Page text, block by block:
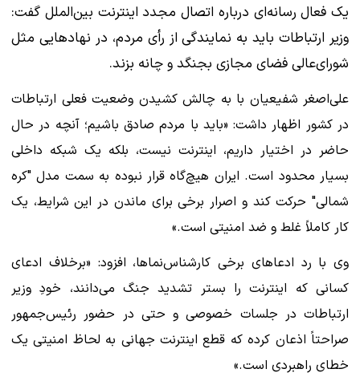
یک فعال رسانه‌ای درباره اتصال مجدد اینترنت بین‌الملل گفت:
وزیر ارتباطات باید به نمایندگی از رأی مردم، در نهادهایی مثل
شورای‌عالی فضای مجازی بجنگد و چانه بزند.
علی‌اصغر شفیعیان با به چالش کشیدن وضعیت فعلی ارتباطات
در کشور اظهار داشت: «باید با مردم صادق باشیم؛ آنچه در حال
حاضر در اختیار داریم، اینترنت نیست، بلکه یک شبکه داخلی
بسیار محدود است. ایران هیچ‌گاه قرار نبوده به سمت مدل "کره
شمالی" حرکت کند و اصرار برخی برای ماندن در این شرایط، یک
کار کاملاً غلط و ضد امنیتی است.»
وی با رد ادعاهای برخی کارشناس‌نماها، افزود: «برخلاف ادعای
کسانی که اینترنت را بستر تشدید جنگ می‌دانند، خودِ وزیر
ارتباطات در جلسات خصوصی و حتی در حضور رئیس‌جمهور
صراحتاً اذعان کرده که قطع اینترنت جهانی به لحاظ امنیتی یک
خطای راهبردی است.»